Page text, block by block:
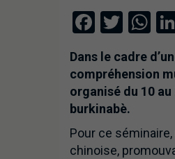
Facebook
Dans le cadre
compréhension
organisé du 10
burkinabè.
Pour ce
chinoise,